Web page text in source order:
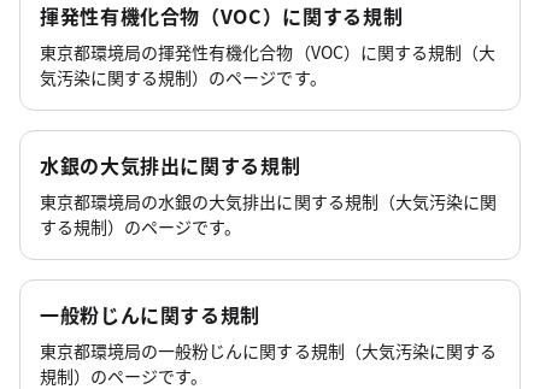
揮発性有機化合物（VOC）に関する規制
東京都環境局の揮発性有機化合物（VOC）に関する規制（大
気汚染に関する規制）のページです。
水銀の大気排出に関する規制
東京都環境局の水銀の大気排出に関する規制（大気汚染に関
する規制）のページです。
一般粉じんに関する規制
東京都環境局の一般粉じんに関する規制（大気汚染に関する
規制）のページです。